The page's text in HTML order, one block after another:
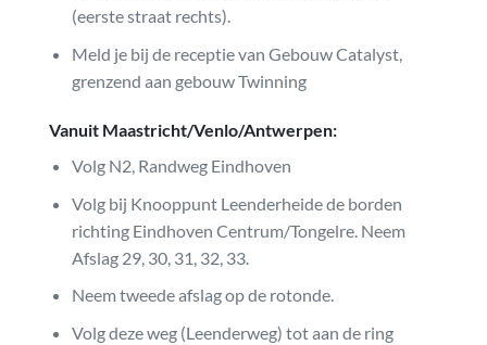
(eerste straat rechts).
Meld je bij de receptie van Gebouw Catalyst,
grenzend aan gebouw Twinning
Vanuit Maastricht/Venlo/Antwerpen:
Volg N2, Randweg Eindhoven
Volg bij Knooppunt Leenderheide de borden
richting Eindhoven Centrum/Tongelre. Neem
Afslag 29, 30, 31, 32, 33.
Neem tweede afslag op de rotonde.
Volg deze weg (Leenderweg) tot aan de ring